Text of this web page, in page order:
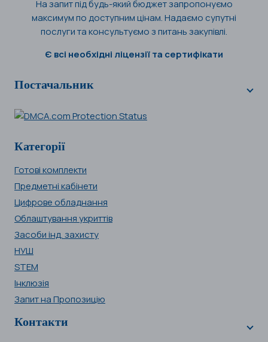
На запит під будь-який бюджет запропонуємо
максимум по доступним цінам. Надаємо супутні
послуги та консультуємо з питань закупівлі.
Є всі необхідні ліцензії та сертифікати
Постачальник
Категорії
Готові комплекти
Предметні кабінети
Цифрове обладнання
Облаштування укриттів
Засоби інд. захисту
НУШ
STEM
Інклюзія
Запит на Пропозицію
Контакти